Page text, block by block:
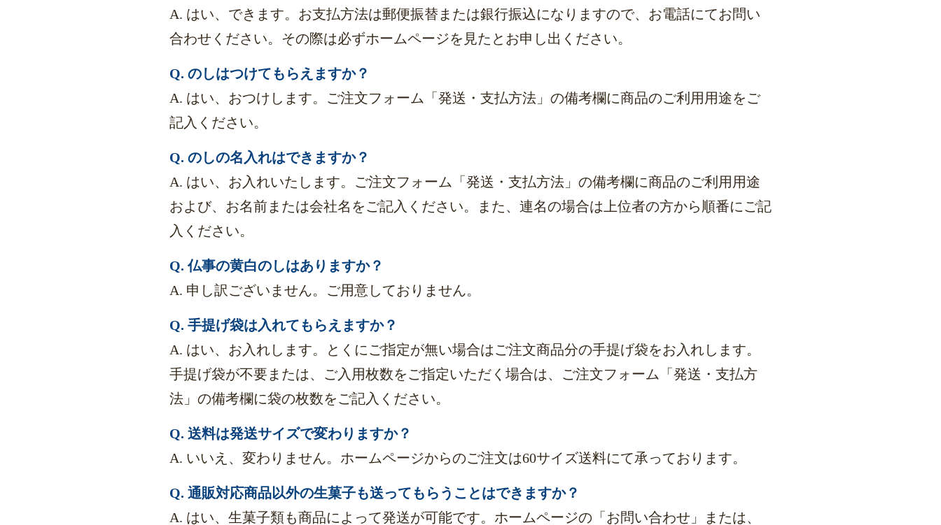
A. はい、できます。お支払方法は郵便振替または銀行振込になりますので、お電話にてお問い
合わせください。その際は必ずホームページを見たとお申し出ください。
Q. のしはつけてもらえますか？
A. はい、おつけします。ご注文フォーム「発送・支払方法」の備考欄に商品のご利用用途をご
記入ください。
Q. のしの名入れはできますか？
A. はい、お入れいたします。ご注文フォーム「発送・支払方法」の備考欄に商品のご利用用途
および、お名前または会社名をご記入ください。また、連名の場合は上位者の方から順番にご記
入ください。
Q. 仏事の黄白のしはありますか？
A. 申し訳ございません。ご用意しておりません。
Q. 手提げ袋は入れてもらえますか？
A. はい、お入れします。とくにご指定が無い場合はご注文商品分の手提げ袋をお入れします。
手提げ袋が不要または、ご入用枚数をご指定いただく場合は、ご注文フォーム「発送・支払方
法」の備考欄に袋の枚数をご記入ください。
Q. 送料は発送サイズで変わりますか？
A. いいえ、変わりません。ホームページからのご注文は60サイズ送料にて承っております。
Q. 通販対応商品以外の生菓子も送ってもらうことはできますか？
A. はい、生菓子類も商品によって発送が可能です。ホームページの「お問い合わせ」または、